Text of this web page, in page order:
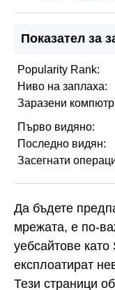
Показател за
Popularity Rank:
Ниво на заплаха:
Заразени
Първо видяно:
Последно видян:
Засегнати
Да бъдете
мрежата, е по-
уебсайтове
експлоатират
Тези страници